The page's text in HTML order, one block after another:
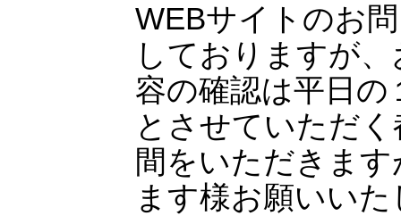
WEBサイトのお
しておりますが
容の確認は平日の
とさせていただ
間をいただきま
ます様お願いい